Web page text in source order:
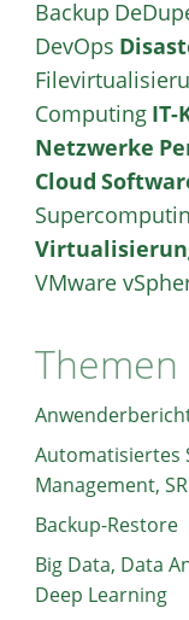
Backup
DevOps
Computing IT-
Netzwerke
Cloud
VMware
Themen
Automatisiertes
Management,
Backup-Restore
Big Data, Data
Deep Learning